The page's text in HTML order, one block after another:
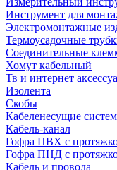
Инструмент для
Электромонтажные
Термоусадочные
Соединительные
Хомут кабельный
Тв и интернет
Изолента
Скобы
Кабеленесущие
Кабель-канал
Гофра ПВХ с
Гофра ПНД с
Кабель и провода